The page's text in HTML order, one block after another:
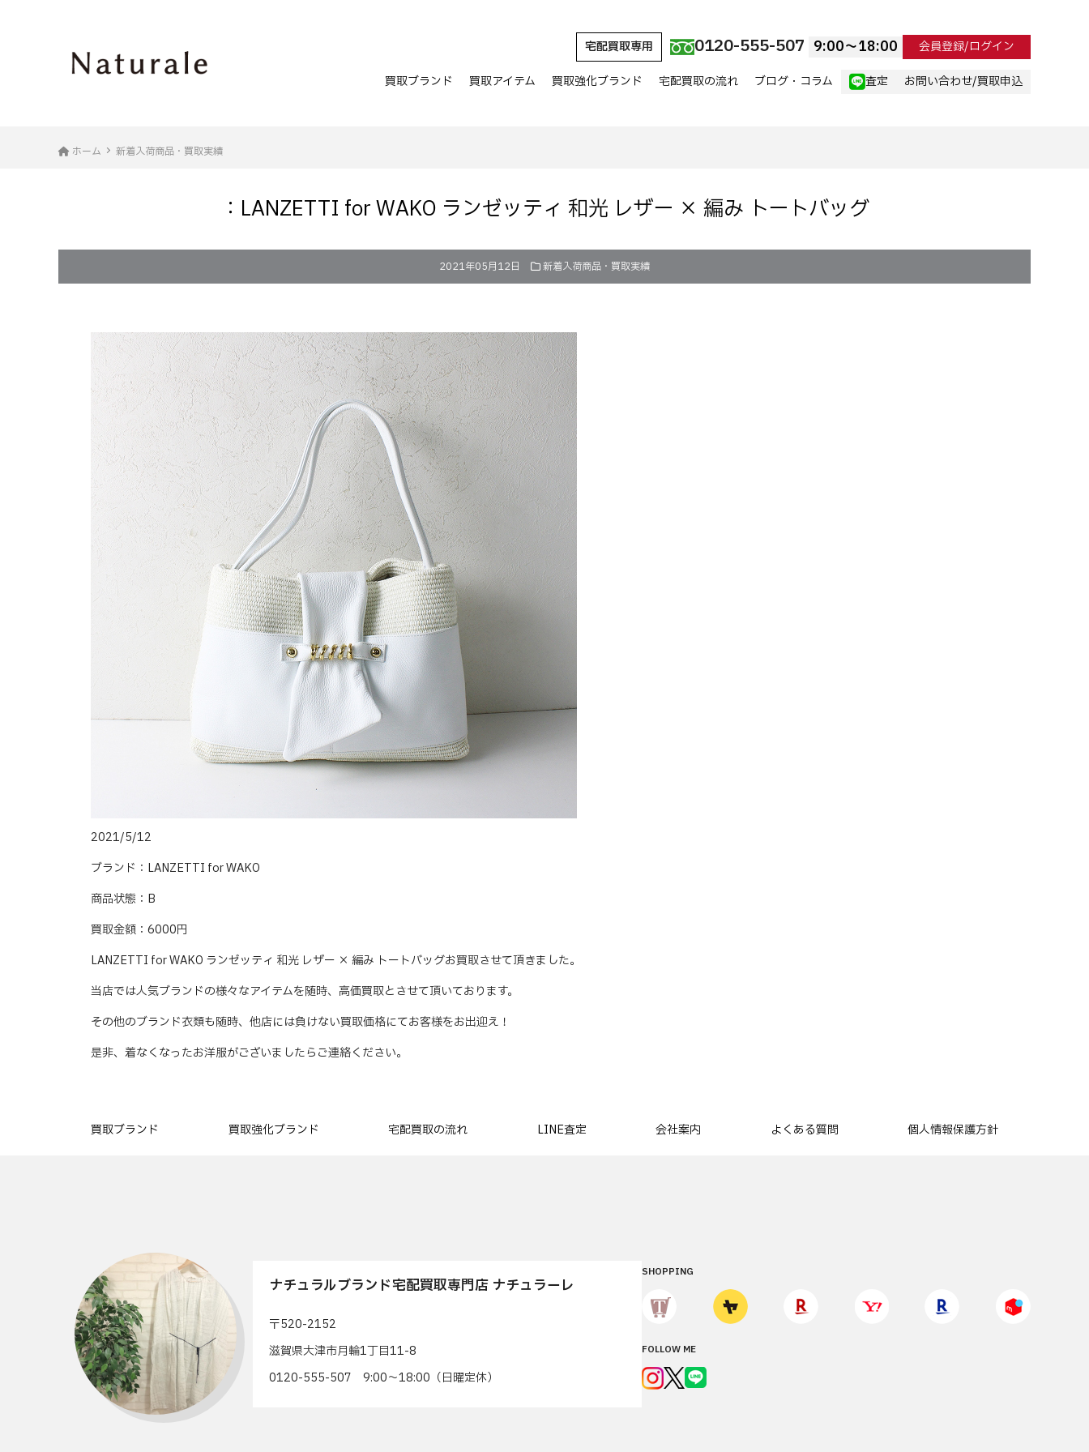
宅配買取専用 0120-555-507 9:00〜18:00 会員登録/ログイン
買取ブランド 買取アイテム 買取強化ブランド 宅配買取の流れ ブログ・コラム 査定 お問い合わせ/買取申込
ホーム 新着入荷商品・買取実績
：LANZETTI for WAKO ランゼッティ 和光 レザー × 編み トートバッグ
2021年05月12日 新着入荷商品・買取実績
2021/5/12
ブランド：LANZETTI for WAKO
商品状態：B
買取金額：6000円
LANZETTI for WAKO ランゼッティ 和光 レザー × 編み トートバッグお買取させて頂きました。
当店では人気ブランドの様々なアイテムを随時、高価買取とさせて頂いております。
その他のブランド衣類も随時、他店には負けない買取価格にてお客様をお出迎え！
是非、着なくなったお洋服がございましたらご連絡ください。
買取ブランド 買取強化ブランド 宅配買取の流れ LINE査定 会社案内 よくある質問 個人情報保護方針
ナチュラルブランド宅配買取専門店 ナチュラーレ
〒520-2152
滋賀県大津市月輪1丁目11-8
0120-555-507 9:00〜18:00（日曜定休）
SHOPPING
FOLLOW ME